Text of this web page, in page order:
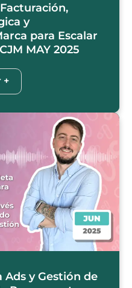
y
para Escalar
MAY 2025
+
Ads y Gestión de